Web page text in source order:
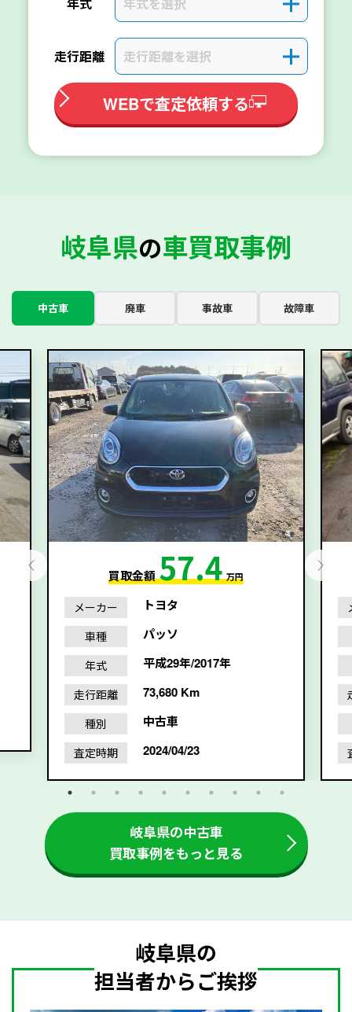
年式
走行距離 走行距離を選択 ＋
WEBで査定依頼する
岐阜県の車買取事例
中古車 廃車 事故車 故障車
買取金額57.4 万円
メーカー トヨタ
車種 パッソ
年式 平成29年/2017年
走行距離 73,680 Km
種別 中古車
査定時期 2024/04/23
岐阜県の中古車
買取事例をもっと見る
岐阜県の
担当者からご挨拶